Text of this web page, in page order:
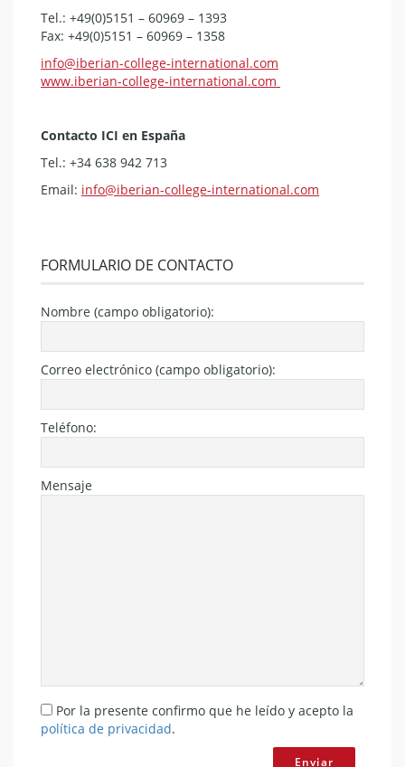
Tel.: +49(0)5151 – 60969 – 1393
Fax: +49(0)5151 – 60969 – 1358
info@iberian-college-international.com
www.iberian-college-international.com
Contacto ICI en España
Tel.: +34 638 942 713
Email: info@iberian-college-international.com
FORMULARIO DE CONTACTO
Nombre (campo obligatorio):
Correo electrónico (campo obligatorio):
Teléfono:
Mensaje
Por la presente confirmo que he leído y acepto la
política de privacidad.